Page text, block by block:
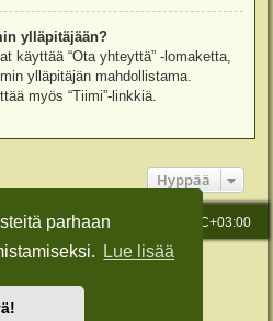
parhaan
Lue lisää
ylläpitäjään?
käyttää “Ota yhteyttä” -lomaketta,
ylläpitäjän mahdollistama.
myös “Tiimi”-linkkiä.
Hyppää
Kaikki ajat ovat UTC+03:00
® Forum Software © phpBB Limited